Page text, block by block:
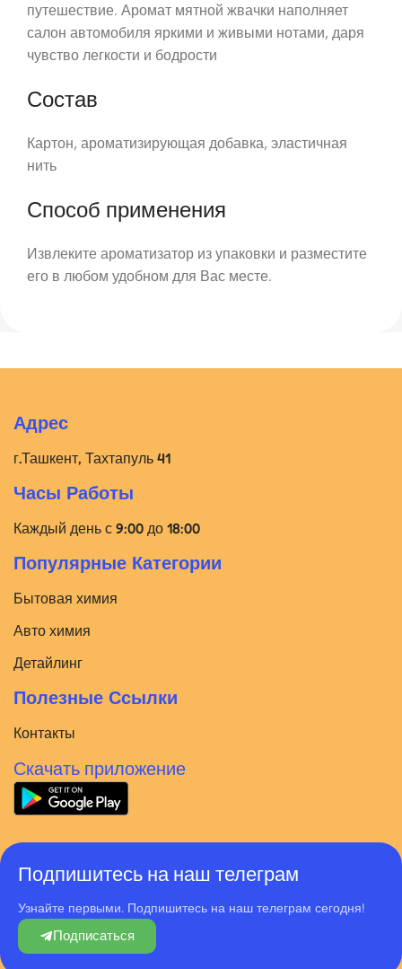
путешествие. Аромат мятной жвачки наполняет
салон автомобиля яркими и живыми нотами, даря
чувство легкости и бодрости
Состав
Картон, ароматизирующая добавка, эластичная
нить
Способ применения
Извлеките ароматизатор из упаковки и разместите
его в любом удобном для Вас месте.
Адрес
г.Ташкент, Тахтапуль 41
Часы Работы
Каждый день с 9:00 до 18:00
Популярные Категории
Бытовая химия
Авто химия
Детайлинг
Полезные Ссылки
Контакты
Скачать приложение
Подпишитесь на наш телеграм
Узнайте первыми. Подпишитесь на наш телеграм сегодня!
Подписаться